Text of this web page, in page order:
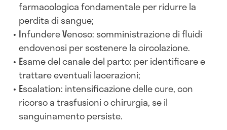
farmacologica fondamentale per ridurre la
perdita di sangue;
InfundereVenoso: somministrazione di fluidi
endovenosi per sostenere la circolazione.
Esame del canale del parto: per identificare e
trattare eventuali lacerazioni;
Escalation: intensificazione delle cure, con
ricorso a trasfusioni o chirurgia, se il
sanguinamento persiste.